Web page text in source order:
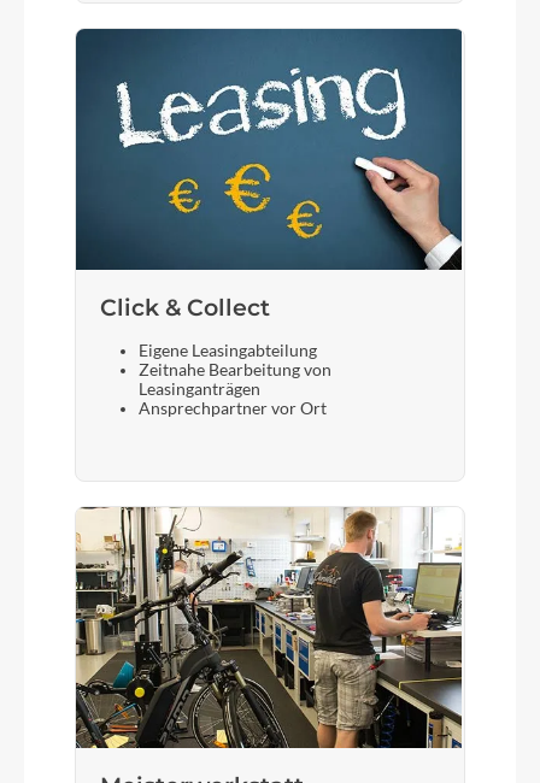
Click & Collect
Eigene Leasingabteilung
Zeitnahe Bearbeitung von
Leasinganträgen
Ansprechpartner vor Ort